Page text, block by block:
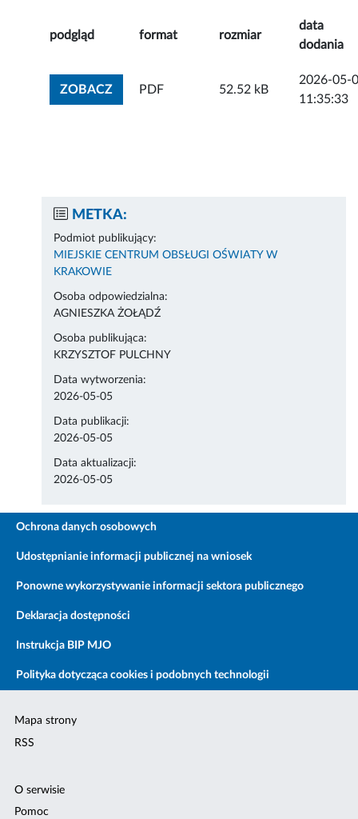
podgląd format rozmiar
data
dodania
ZOBACZZOBACZ ZAŁĄCZNIK
PDF 52.52 kB
2026-05-
11:35:33
METKA:
Podmiot publikujący:
MIEJSKIE CENTRUM OBSŁUGI OŚWIATY W
KRAKOWIE
Osoba odpowiedzialna:
AGNIESZKA ŻOŁĄDŹ
Osoba publikująca:
KRZYSZTOF PULCHNY
Data wytworzenia:
2026-05-05
Data publikacji:
2026-05-05
Data aktualizacji:
2026-05-05
Ochrona danych osobowych
Udostępnianie informacji publicznej na wniosek
Ponowne wykorzystywanie informacji sektora publicznego
Deklaracja dostępności
Instrukcja BIP MJO
Polityka dotycząca cookies i podobnych technologii
Mapa strony
RSS
O serwisie
Pomoc